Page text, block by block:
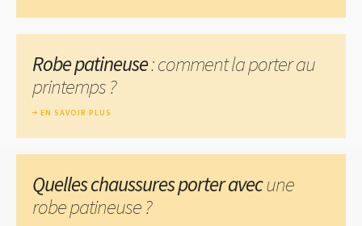
Robe patineuse: comment la porter au
printemps ?
EN SAVOIR PLUS
Quelles chaussures porter avecune
robe patineuse ?